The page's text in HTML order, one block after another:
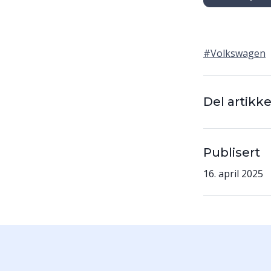
#Volkswagen
Del
Publisert
16. april 2025